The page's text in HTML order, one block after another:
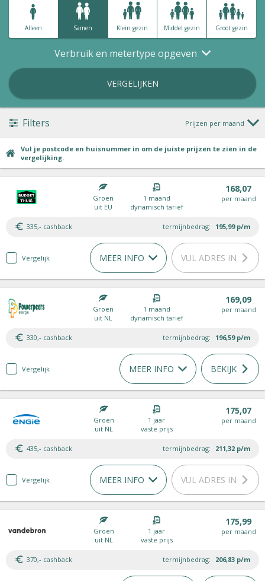
Alleen Samen Klein gezin Middel gezin Groot gezin
Verbruik en metertype opgeven
VERGELIJKEN
Filters Prijzen per maand
Vul je postcode en huisnummer in om de juiste prijzen te zien in de
vergelijking.
Groen
uit EU
1 maand
dynamisch tarief
168,07
per maand
335,- cashback termijnbedrag: 195,99 p/m
Vergelijk MEER INFO VUL ADRES IN
Groen
uit NL
1 maand
dynamisch tarief
169,09
per maand
330,- cashback termijnbedrag: 196,59 p/m
Vergelijk MEER INFO BEKIJK
Groen
uit NL
1 jaar
vaste prijs
175,07
per maand
435,- cashback termijnbedrag: 211,32 p/m
Vergelijk MEER INFO VUL ADRES IN
Groen
uit NL
1 jaar
vaste prijs
175,99
per maand
370,- cashback termijnbedrag: 206,83 p/m